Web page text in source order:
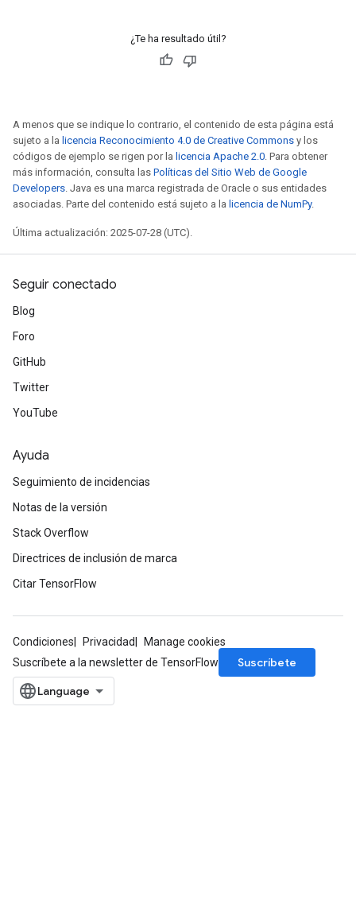
¿Te ha resultado útil?
A menos que se indique lo contrario, el contenido de esta página está
sujeto a la licencia Reconocimiento 4.0 de Creative Commons y los
códigos de ejemplo se rigen por la licencia Apache 2.0. Para obtener
más información, consulta las Políticas del Sitio Web de Google
Developers. Java es una marca registrada de Oracle o sus entidades
asociadas. Parte del contenido está sujeto a la licencia de NumPy.
Última actualización: 2025-07-28 (UTC).
Seguir conectado
Blog
Foro
GitHub
Twitter
YouTube
Ayuda
Seguimiento de incidencias
Notas de la versión
Stack Overflow
Directrices de inclusión de marca
Citar TensorFlow
Condiciones Privacidad
Manage cookies
Suscríbete a la newsletter de TensorFlow
Suscríbete